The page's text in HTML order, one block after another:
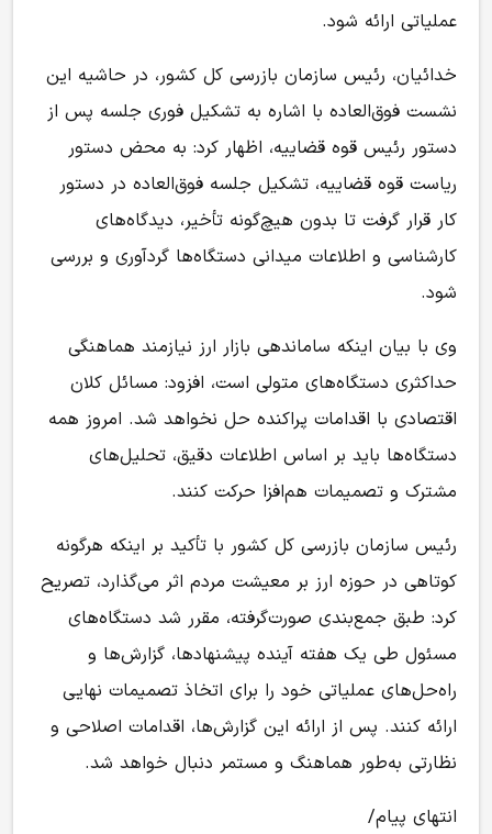
عملیاتی ارائه شود.
خدائیان، رئیس سازمان بازرسی کل کشور، در حاشیه این
نشست فوق‌العاده با اشاره به تشکیل فوری جلسه پس از
دستور رئیس قوه قضاییه، اظهار کرد: به محض دستور
ریاست قوه قضاییه، تشکیل جلسه فوق‌العاده در دستور
کار قرار گرفت تا بدون هیچ‌گونه تأخیر، دیدگاه‌های
کارشناسی و اطلاعات میدانی دستگاه‌ها گردآوری و بررسی
شود.
وی با بیان اینکه ساماندهی بازار ارز نیازمند هماهنگی
حداکثری دستگاه‌های متولی است، افزود: مسائل کلان
اقتصادی با اقدامات پراکنده حل نخواهد شد. امروز همه
دستگاه‌ها باید بر اساس اطلاعات دقیق، تحلیل‌های
مشترک و تصمیمات هم‌افزا حرکت کنند.
رئیس سازمان بازرسی کل کشور با تأکید بر اینکه هرگونه
کوتاهی در حوزه ارز بر معیشت مردم اثر می‌گذارد، تصریح
کرد: طبق جمع‌بندی صورت‌گرفته، مقرر شد دستگاه‌های
مسئول طی یک هفته آینده پیشنهادها، گزارش‌ها و
راه‌حل‌های عملیاتی خود را برای اتخاذ تصمیمات نهایی
ارائه کنند. پس از ارائه این گزارش‌ها، اقدامات اصلاحی و
نظارتی به‌طور هماهنگ و مستمر دنبال خواهد شد.
انتهای پیام/